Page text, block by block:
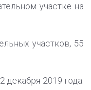
участке на
участков, 55
2019 года.